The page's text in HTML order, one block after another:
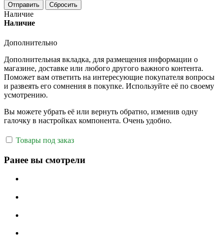
Отправить Сбросить
Наличие
Наличие
Дополнительно
Дополнительная вкладка, для размещения информации о
магазине, доставке или любого другого важного контента.
Поможет вам ответить на интересующие покупателя вопросы
и развеять его сомнения в покупке. Используйте её по своему
усмотрению.
Вы можете убрать её или вернуть обратно, изменив одну
галочку в настройках компонента. Очень удобно.
Товары под заказ
Ранее вы смотрели